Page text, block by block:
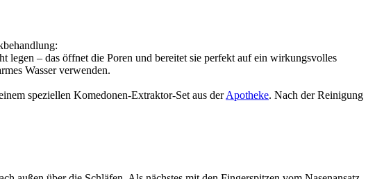
legen – das öffnet die Poren und bereitet sie perfekt auf ein wirkungsvolles
Wasser verwenden.
speziellen Komedonen-Extraktor-Set aus derApotheke. Nach der Reinigung